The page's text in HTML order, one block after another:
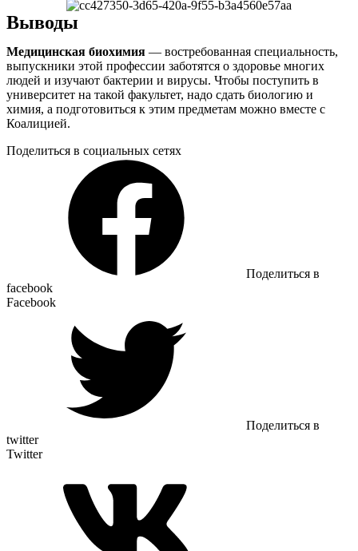
Выводы
Медицинская биохимия — востребованная специальность,
выпускники этой профессии заботятся о здоровье многих
людей и изучают бактерии и вирусы. Чтобы поступить в
университет на такой факультет, надо сдать биологию и
химия, а подготовиться к этим предметам можно вместе с
Коалицией.
Поделиться в социальных сетях
Поделиться в
facebook
Facebook
Поделиться в
twitter
Twitter